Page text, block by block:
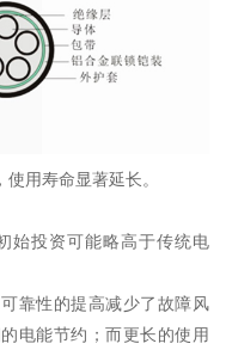
用寿命显著延长。
始投资可能略高于传统电
靠性的提高减少了故障风
电能节约；而更长的使用